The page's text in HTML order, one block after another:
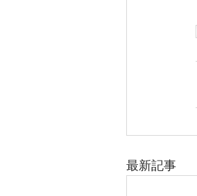
最新記事